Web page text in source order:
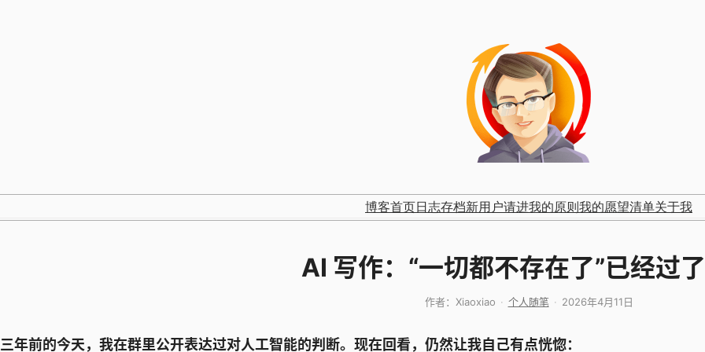
博客首页日志存档新用户请进我的原则 我的愿望清单关于我
AI 写作：“一切都不存在了”已经过
作者： Xiaoxiao 个人随笔 2026年4月11日
三年前的今天，我在群里公开表达过对人工智能的判断。现在回看，仍然让我自己有点恍惚：